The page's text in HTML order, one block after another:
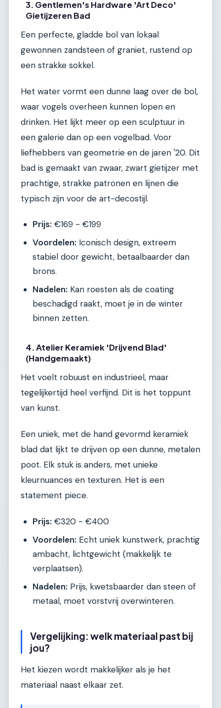
3. Gentlemen's Hardware 'Art Deco'
Gietijzeren Bad
Een perfecte, gladde bol van lokaal
gewonnen zandsteen of graniet, rustend op
een strakke sokkel.
Het water vormt een dunne laag over de bol,
waar vogels overheen kunnen lopen en
drinken. Het lijkt meer op een sculptuur in
een galerie dan op een vogelbad. Voor
liefhebbers van geometrie en de jaren '20. Dit
bad is gemaakt van zwaar, zwart gietijzer met
prachtige, strakke patronen en lijnen die
typisch zijn voor de art-decostijl.
Prijs: €169 - €199
Voordelen: Iconisch design, extreem
stabiel door gewicht, betaalbaarder dan
brons.
Nadelen: Kan roesten als de coating
beschadigd raakt, moet je in de winter
binnen zetten.
4. Atelier Keramiek 'Drijvend Blad'
(Handgemaakt)
Het voelt robuust en industrieel, maar
tegelijkertijd heel verfijnd. Dit is het toppunt
van kunst.
Een uniek, met de hand gevormd keramiek
blad dat lijkt te drijven op een dunne, metalen
poot. Elk stuk is anders, met unieke
kleurnuances en texturen. Het is een
statement piece.
Prijs: €320 - €400
Voordelen: Echt uniek kunstwerk, prachtig
ambacht, lichtgewicht (makkelijk te
verplaatsen).
Nadelen: Prijs, kwetsbaarder dan steen of
metaal, moet vorstvrij overwinteren.
Vergelijking: welk materiaal past bij
jou?
Het kiezen wordt makkelijker als je het
materiaal naast elkaar zet.